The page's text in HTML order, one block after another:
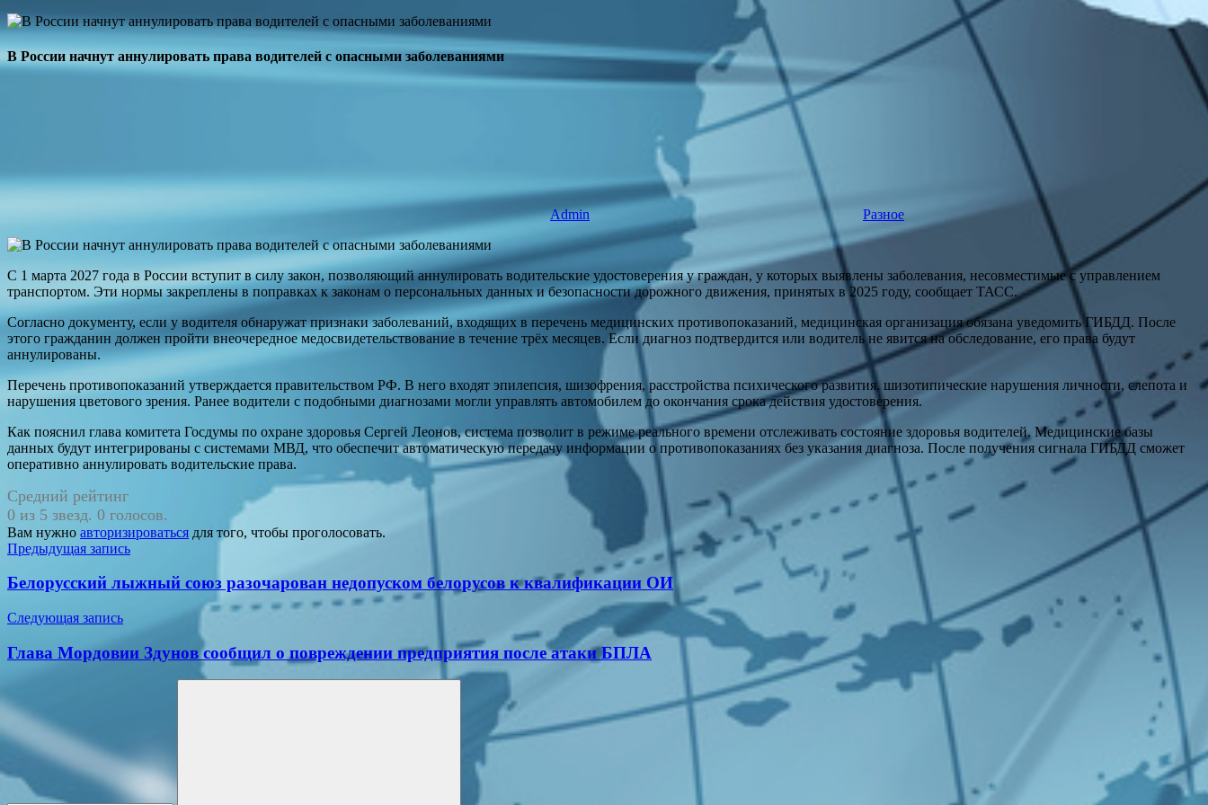
В России начнут аннулировать права водителей с опасными заболеваниями
Admin Разное
С 1 марта 2027 года в России вступит в силу закон, позволяющий аннулировать водительские удостоверения у граждан, у которых выявлены заболевания, несовместимые с управлением
транспортом. Эти нормы закреплены в поправках к законам о персональных данных и безопасности дорожного движения, принятых в 2025 году, сообщает ТАСС.
Согласно документу, если у водителя обнаружат признаки заболеваний, входящих в перечень медицинских противопоказаний, медицинская организация обязана уведомить ГИБДД. После
этого гражданин должен пройти внеочередное медосвидетельствование в течение трёх месяцев. Если диагноз подтвердится или водитель не явится на обследование, его права будут
аннулированы.
Перечень противопоказаний утверждается правительством РФ. В него входят эпилепсия, шизофрения, расстройства психического развития, шизотипические нарушения личности, слепота и
нарушения цветового зрения. Ранее водители с подобными диагнозами могли управлять автомобилем до окончания срока действия удостоверения.
Как пояснил глава комитета Госдумы по охране здоровья Сергей Леонов, система позволит в режиме реального времени отслеживать состояние здоровья водителей. Медицинские базы
данных будут интегрированы с системами МВД, что обеспечит автоматическую передачу информации о противопоказаниях без указания диагноза. После получения сигнала ГИБДД сможет
оперативно аннулировать водительские права.
Средний рейтинг
0 из 5 звезд. 0 голосов.
Вам нужно авторизироваться для того, чтобы проголосовать.
Навигация
по
записям
Предыдущая запись
Белорусский лыжный союз разочарован недопуском белорусов к квалификации ОИ
Следующая запись
Глава Мордовии Здунов сообщил о повреждении предприятия после атаки БПЛА
для: